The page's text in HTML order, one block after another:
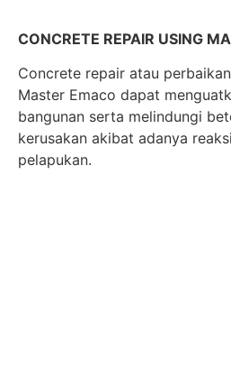
CONCRETE REPAIR USING
Concrete repair atau
Master Emaco dapat
bangunan serta melindungi
kerusakan akibat adanya
pelapukan.